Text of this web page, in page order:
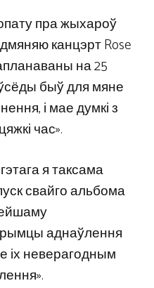
пра жыхароў
канцэрт Rose
на 25
быў для мяне
і мае думкі з
час».
я таксама
свайго альбома
аднаўлення
іх неверагодным